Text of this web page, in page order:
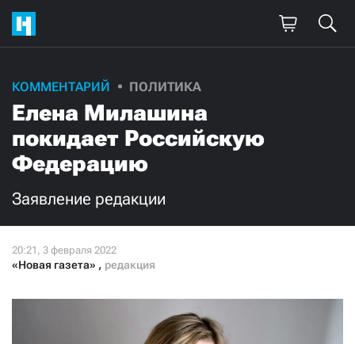
КОММЕНТАРИЙ ПОЛИТИКА
Елена Милашина
покидает Российскую
Федерацию
Заявление редакции
«Новая газета» , редакция